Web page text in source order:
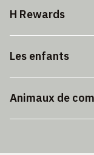
H Rewards
Les enfants
Animaux de